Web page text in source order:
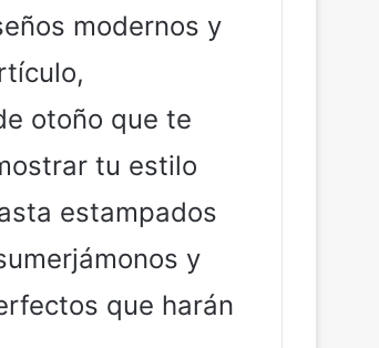
modernos y
otoño que te
tu estilo
estampados
y
que harán